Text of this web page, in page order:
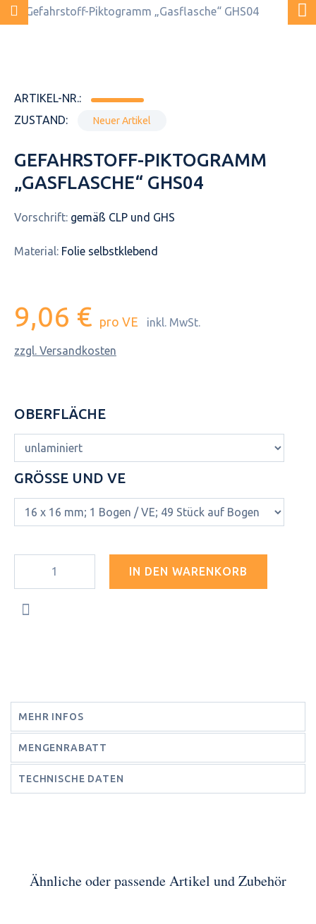
ARTIKEL-NR.:
ZUSTAND:
Neuer Artikel
GEFAHRSTOFF-PIKTOGRAMM
„GASFLASCHE“ GHS04
Vorschrift: gemäß CLP und GHS
Material: Folie selbstklebend
9,06 € pro VE inkl. MwSt.
zzgl. Versandkosten
OBERFLÄCHE
GRÖSSE UND VE
IN DEN WARENKORB
MEHR INFOS
MENGENRABATT
TECHNISCHE DATEN
Ähnliche oder passende Artikel und Zubehör